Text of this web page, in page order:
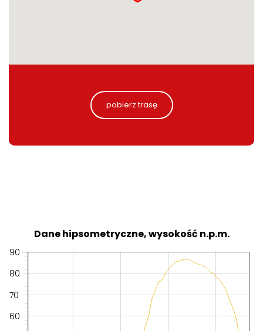
pobierz trasę
Dane hipsometryczne, wysokość n.p.m.
90
60
70
80